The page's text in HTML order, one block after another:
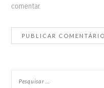
comentar.